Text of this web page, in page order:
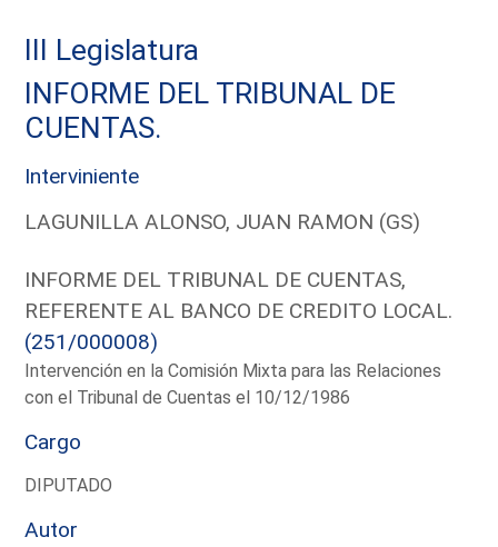
III Legislatura
INFORME DEL TRIBUNAL DE
CUENTAS.
Interviniente
LAGUNILLA ALONSO, JUAN RAMON (GS)
INFORME DEL TRIBUNAL DE CUENTAS,
REFERENTE AL BANCO DE CREDITO LOCAL.
(251/000008)
Intervención en la Comisión Mixta para las Relaciones
con el Tribunal de Cuentas el 10/12/1986
Cargo
DIPUTADO
Autor